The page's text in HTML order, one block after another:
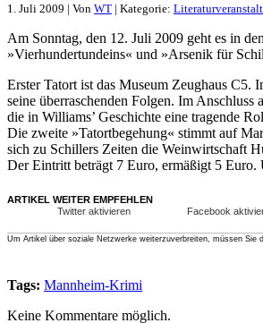
1. Juli 2009 | Von WT | Kategorie:
Am Sonntag, den 12. Juli 2009 geht es in
»Vierhundertundeins« und »Arsenik für
Erster Tatort ist das Museum Zeughaus C5.
seine überraschenden Folgen. Im
die in Williams’ Geschichte eine tragende
Die zweite »Tatortbegehung« stimmt auf
sich zu Schillers Zeiten die Weinwirtschaft
Der Eintritt beträgt 7 Euro, ermäßigt 5
ARTIKEL WEITER EMPFEHLEN
Twitter aktivieren
Facebook
Um Artikel über soziale Netzwerke weiterzuverbreiten, müssen Sie
Tags: Mannheim-Krimi
Keine Kommentare möglich.